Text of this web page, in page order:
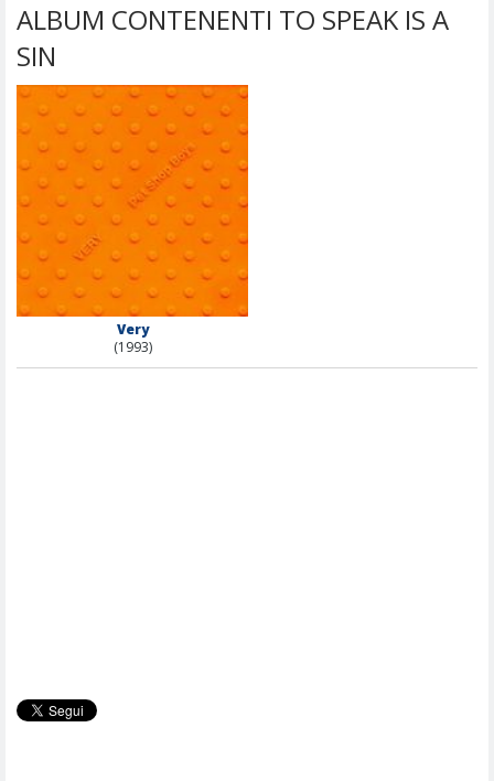
ALBUM CONTENENTI TO SPEAK IS A
SIN
Very
(1993)